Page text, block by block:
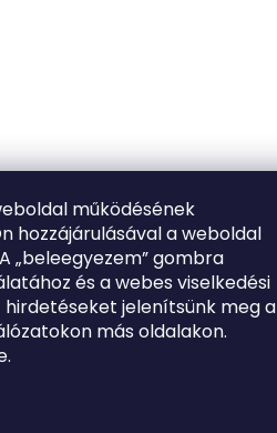
működésének
hozzájárulásával a weboldal
„beleegyezem” gombra
és a webes viselkedési
jelenítsünk meg a
más oldalakon.